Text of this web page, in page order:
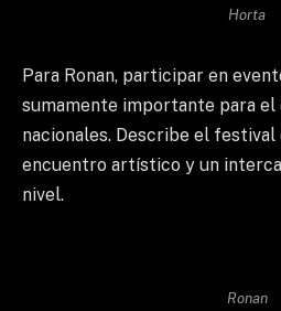
Horta
Para Ronan, participar en
sumamente importante para
nacionales. Describe el festival
encuentro artístico y un
nivel.
Ronan